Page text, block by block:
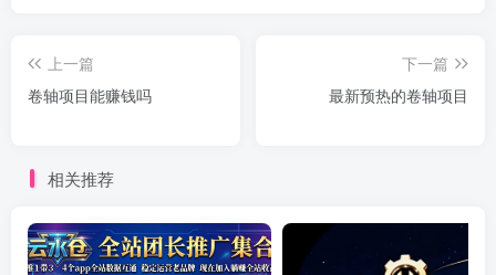
上一篇
卷轴项目能赚钱吗
下一篇
最新预热的卷轴项目
相关推荐